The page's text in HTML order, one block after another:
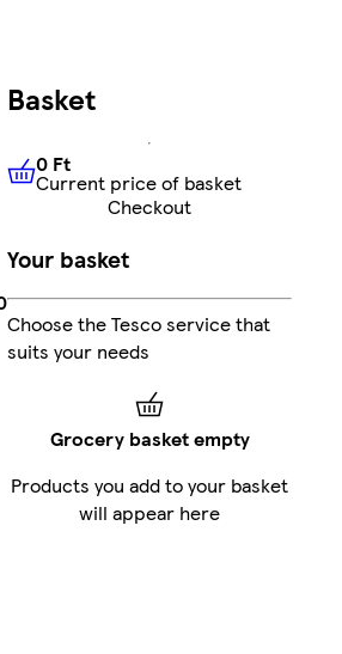
Basket
0 FtCurrent price of basket
0 Ft
Current price of basket
Checkout
Your basket
Choose the Tesco service that
suits your needs
Grocery basket empty
Products you add to your basket
will appear here